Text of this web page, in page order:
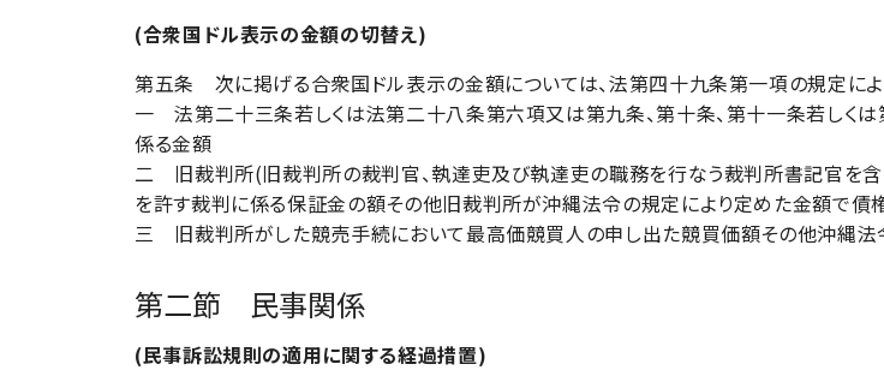
(合衆国ドル表示の金額の切替え)
第五条 次に掲げる合衆国ドル表示の金額については、法第四十九条第一項の規定によ
一 法第二十三条若しくは法第二十八条第六項又は第九条、第十条、第十一条若しく
係る金額
二 旧裁判所(旧裁判所の裁判官、執達吏及び執達吏の職務を行なう裁判所書記官を含
を許す裁判に係る保証金の額その他旧裁判所が沖縄法令の規定により定めた金額で債
三 旧裁判所がした競売手続において最高価競買人の申し出た競買価額その他沖縄法
第二節 民事関係
(民事訴訟規則の適用に関する経過措置)